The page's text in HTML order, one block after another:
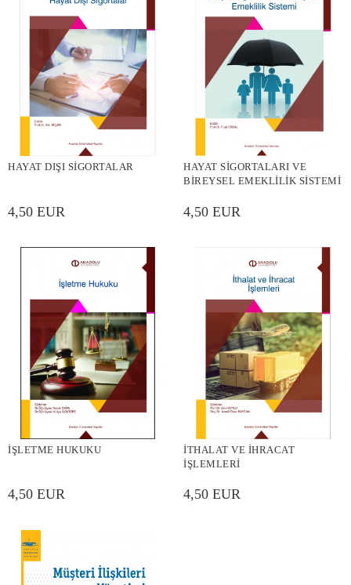
HAYAT DIŞI SİGORTALAR
4,50 EUR
HAYAT SİGORTALARI VE
BİREYSEL EMEKLİLİK SİSTEMİ
4,50 EUR
İŞLETME HUKUKU
4,50 EUR
İTHALAT VE İHRACAT
İŞLEMLERİ
4,50 EUR